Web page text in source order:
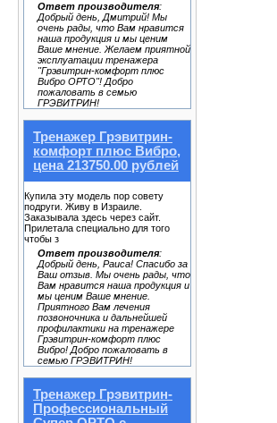
Ответ производителя:
Добрый день, Дмитрий! Мы
очень рады, что Вам нравится
наша продукция и мы ценим
Ваше мнение. Желаем приятной
эксплуатации тренажера
"Грэвитрин-комфорт плюс
Вибро ОРТО"! Добро
пожаловать в семью
ГРЭВИТРИН!
Тренажер Грэвитрин-
комфорт плюс Вибро,
цена 213750.00 рублей
Купила эту модель пор совету
подруги. Живу в Израиле.
Заказывала здесь через сайт.
Прилетала специально для того
чтобы з
Ответ производителя:
Добрый день, Раиса! Спасибо за
Ваш отзыв. Мы очень рады, что
Вам нравится наша продукция и
мы ценим Ваше мнение.
Приятного Вам лечения
позвоночника и дальнейшей
профилактики на тренажере
Грэвитрин-комфорт плюс
Вибро! Добро пожаловать в
семью ГРЭВИТРИН!
Тренажер Грэвитрин-
Профессиональный